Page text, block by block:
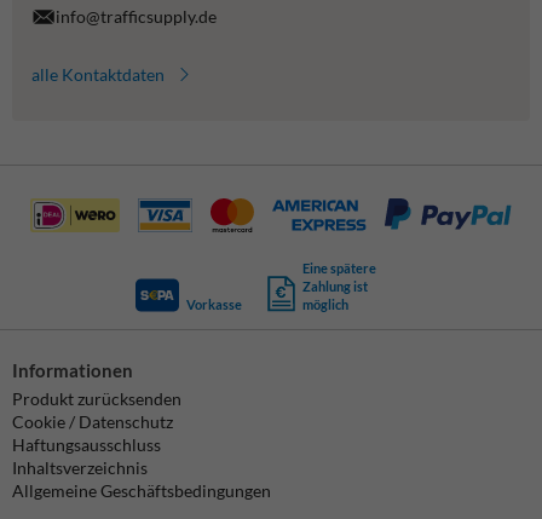
info@trafficsupply.de
alle Kontaktdaten
Vorkasse
Eine spätere
Zahlung ist
möglich
Informationen
Produkt zurücksenden
Cookie / Datenschutz
Haftungsausschluss
Inhaltsverzeichnis
Allgemeine Geschäftsbedingungen